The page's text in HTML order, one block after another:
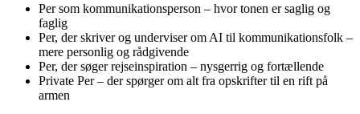
Per som kommunikationsperson – hvor tonen er saglig og
faglig
Per, der skriver og underviser om AI til kommunikationsfolk –
mere personlig og rådgivende
Per, der søger rejseinspiration – nysgerrig og fortællende
Private Per – der spørger om alt fra opskrifter til en rift på
armen